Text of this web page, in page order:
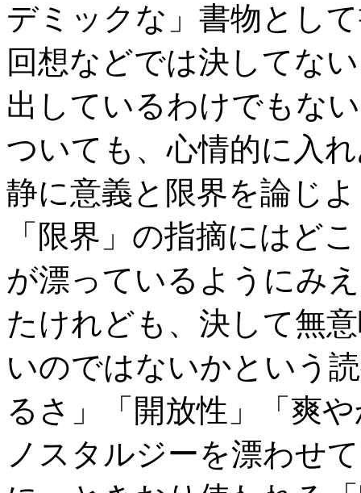
デミックな」書物とし
回想などでは決してな
出しているわけでもな
ついても、心情的に入
静に意義と限界を論じ
「限界」の指摘にはど
が漂っているようにみ
たけれども、決して無
いのではないかという
るさ」「開放性」「爽
ノスタルジーを漂わせ